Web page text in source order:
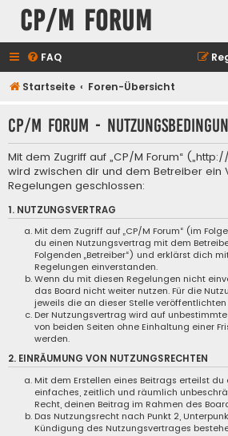
CP/M Forum
FAQ
Startseite Foren-Übersicht
CP/M Forum -
Mit dem Zugriff auf „CP/M Forum“
wird zwischen dir und dem Betreiber ein
Regelungen geschlossen:
1. NUTZUNGSVERTRAG
Mit dem Zugriff auf „CP/M Forum“ (im
du einen Nutzungsvertrag mit dem
Folgenden „Betreiber“) und erklärst dich
Regelungen einverstanden.
Wenn du mit diesen Regelungen nicht
das Board nicht weiter nutzen. Für die
jeweils die an dieser Stelle veröffentlichten
Der Nutzungsvertrag wird auf
von beiden Seiten ohne Einhaltung einer
werden.
2. EINRÄUMUNG VON NUTZUNGSRECHTEN
Mit dem Erstellen eines Beitrags erteilst du
einfaches, zeitlich und räumlich
Recht, deinen Beitrag im Rahmen des
Das Nutzungsrecht nach Punkt 2,
Kündigung des Nutzungsvertrages